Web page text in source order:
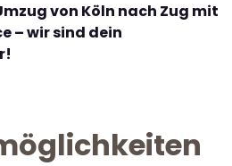
von Köln nach Zug mit
– wir sind dein